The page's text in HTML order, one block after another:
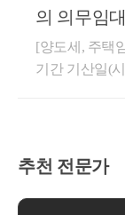
호 이상
수되는
밖의 지
월임대
(제2안) 직전
2안이 타당합
A주택 취득 계
차 임대차계약
900백만원○
치세법 제29
여 질의법인
함상세내용1.
서비스에 대
의 의무임
제개시일
[양도세, 주택
기간 기산일(
적용받을 수
의무임대기간
시 임대기간
추천 전문가